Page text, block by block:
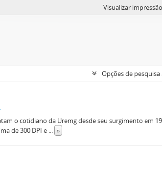
Visualizar impressão
Opções de pesquisa
o cotidiano da Uremg desde seu surgimento em
de 300 DPI e ... »